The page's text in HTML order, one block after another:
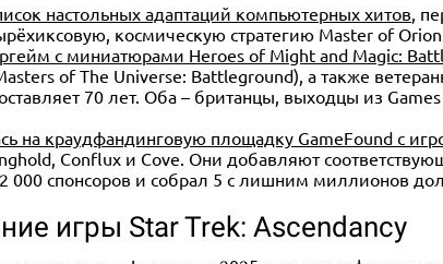
Нептун и Веста
1 490 ₽
настольных адаптаций компьютерных хитов ,
космическую стратегию Master of Orion.
с миниатюрами Heroes of Might and Magic:
of The Universe: Battleground), а также
70 лет. Оба – британцы, выходцы из
на краудфандинговую площадку GameFound с
Conflux и Cove. Они добавляют
000 спонсоров и собрал 5 с лишним миллионов
игры Star Trek: Ascendancy